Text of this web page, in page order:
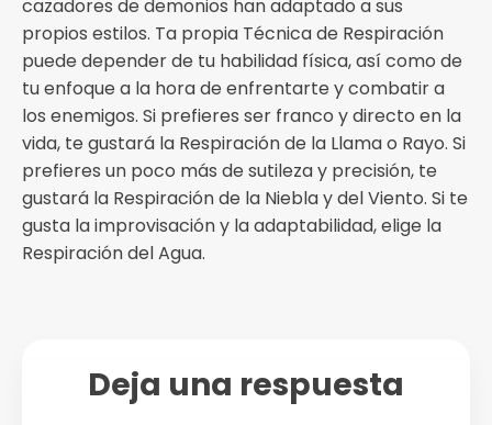
cazadores de demonios han adaptado a sus
propios estilos. Ta propia Técnica de Respiración
puede depender de tu habilidad física, así como de
tu enfoque a la hora de enfrentarte y combatir a
los enemigos. Si prefieres ser franco y directo en la
vida, te gustará la Respiración de la Llama o Rayo. Si
prefieres un poco más de sutileza y precisión, te
gustará la Respiración de la Niebla y del Viento. Si te
gusta la improvisación y la adaptabilidad, elige la
Respiración del Agua.
Deja una respuesta